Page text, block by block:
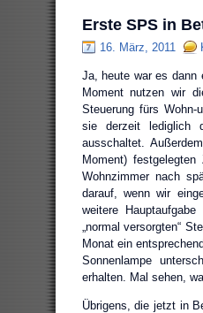
Erste SPS in
16. März, 2011
Ja, heute war es dann
Moment nutzen wir
Steuerung fürs Wohn-
sie derzeit lediglich
ausschaltet.
Moment)
Wohnzimmer nach
darauf, wenn wir
weitere
„normal versorgten“
Monat ein
Sonnenlampe
erhalten. Mal sehen,
Übrigens, die jetzt in